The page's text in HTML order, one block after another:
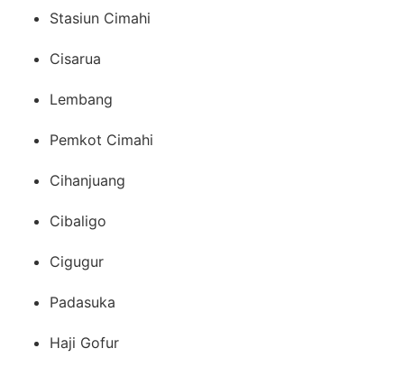
Stasiun Cimahi
Cisarua
Lembang
Pemkot Cimahi
Cihanjuang
Cibaligo
Cigugur
Padasuka
Haji Gofur